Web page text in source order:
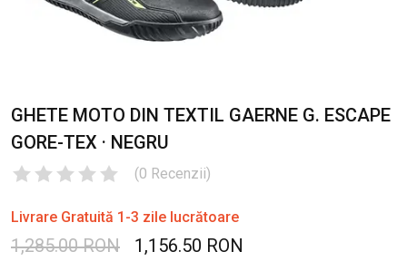
GHETE MOTO DIN TEXTIL GAERNE G. ESCAPE
GORE-TEX · NEGRU
(0 Recenzii)
Livrare Gratuită 1-3 zile lucrătoare
1,285.00 RON 1,156.50 RON